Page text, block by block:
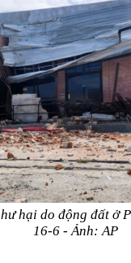
hại do động đất ở
16-6 - Ảnh: AP